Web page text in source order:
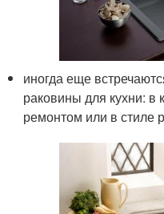
иногда еще
раковины для кухни: в
ремонтом или в стиле